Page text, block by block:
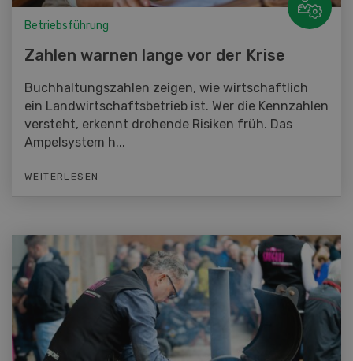
Betriebsführung
Zahlen warnen lange vor der Krise
Buchhaltungszahlen zeigen, wie wirtschaftlich
ein Landwirtschaftsbetrieb ist. Wer die Kennzahlen
versteht, erkennt drohende Risiken früh. Das
Ampelsystem h...
WEITERLESEN